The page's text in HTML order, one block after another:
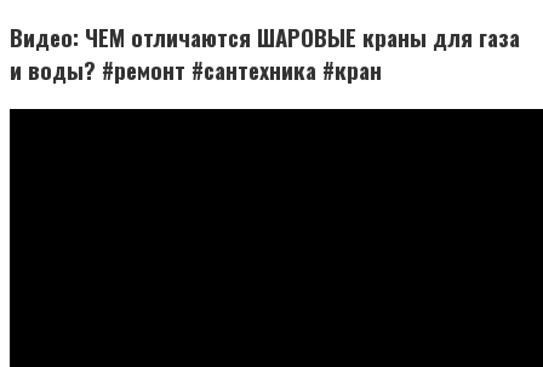
Видео: ЧЕМ отличаются ШАРОВЫЕ краны для газа
и воды? #ремонт #сантехника #кран